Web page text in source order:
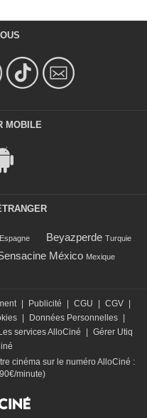
MOBILE
Espagne Beyazperde Turquie
México Mexique
Publicité CGU CGV
Données Personnelles
Les services AlloCiné
Gérer Utiq
cinéma sur le numéro AlloCiné :
minute)